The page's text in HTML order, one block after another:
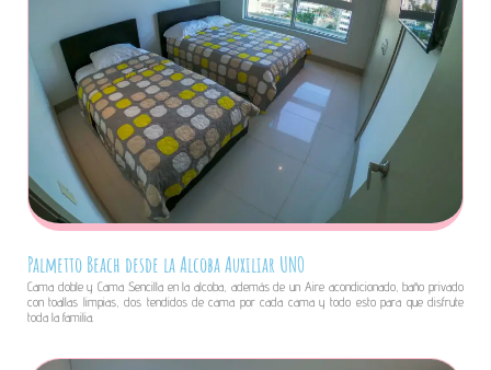
Palmetto Beach desde la Alcoba Auxiliar UNO
Cama doble y Cama Sencilla en la alcoba, además de un Aire acondicionado, baño privado
con toallas limpias, dos tendidos de cama por cada cama y todo esto para que disfrute
toda la familia.